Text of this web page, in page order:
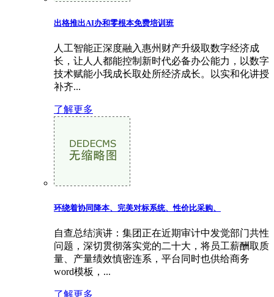
出格推出AI办和零根本免费培训班
人工智能正深度融入惠州财产升级取数字经济成
长，让人人都能控制新时代必备办公能力，以数字
技术赋能小我成长取处所经济成长。以实和化讲授
补齐...
了解更多
环绕着协同降本、完美对标系统、性价比采购、
自查总结演讲：集团正在近期审计中发觉部门共性
问题，深切贯彻落实党的二十大，将员工薪酬取质
量、产量绩效慎密连系，平台同时也供给商务
word模板，...
了解更多